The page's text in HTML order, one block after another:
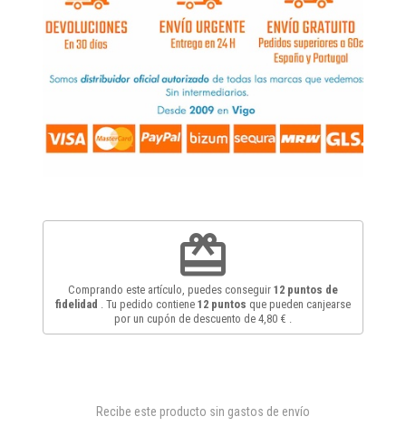
redeem
Comprando este artículo, puedes conseguir 12 puntos de
fidelidad
. Tu pedido contiene 12 puntos que pueden canjearse
por un cupón de descuento de 4,80 €
Recibe este producto sin gastos de envío